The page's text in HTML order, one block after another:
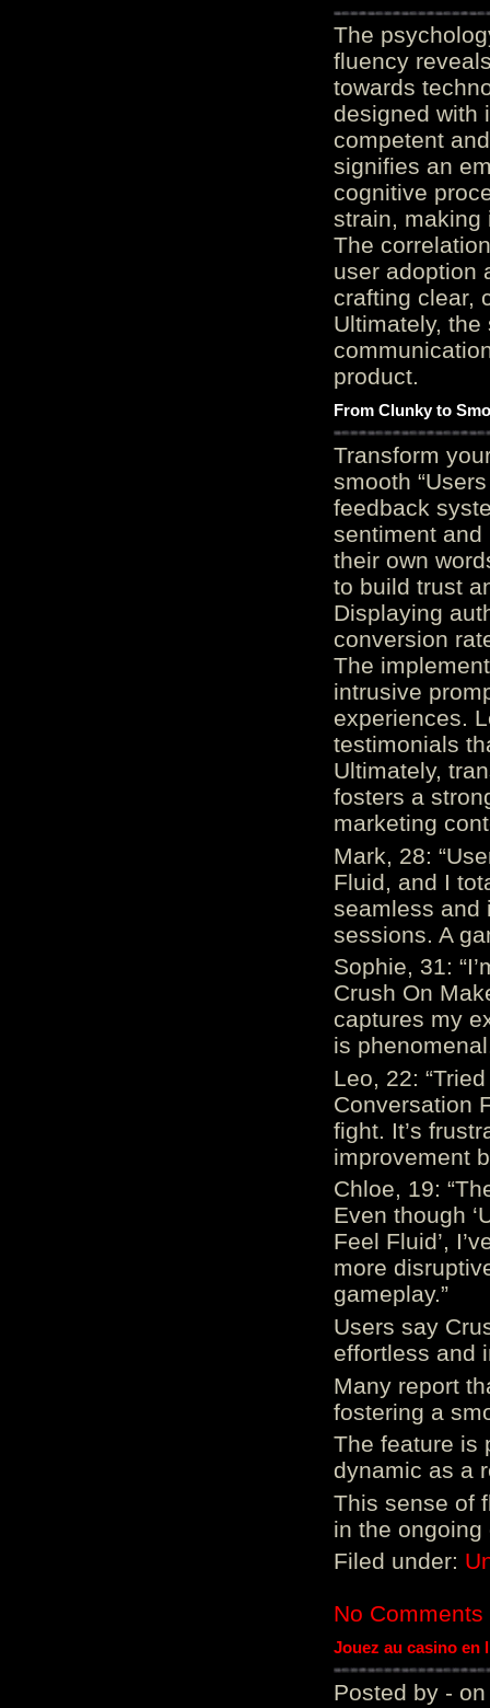
The
fluency
towards
designed with
competent
signifies an
cognitive
strain, making
The
user adoption
crafting clear,
Ultimately,
product.
From Clunky to
Transform
smooth
feedback
sentiment and
their own
to build trust
Displaying
conversion
The
intrusive
experiences.
testimonials
Ultimately,
fosters a
marketing
Mark, 28:
Fluid, and I
seamless and
sessions. A
Sophie, 31:
Crush On
captures my
is
Leo, 22:
Conversation
fight. It’s
improvement
Chloe, 19:
Even though
Feel Fluid’,
more
gameplay.”
Users say
effortless and
Many report
fostering a
The feature is
dynamic as a
This sense of
in the ongoing
Filed under:
No Comments
Jouez au casino en
Posted by - on